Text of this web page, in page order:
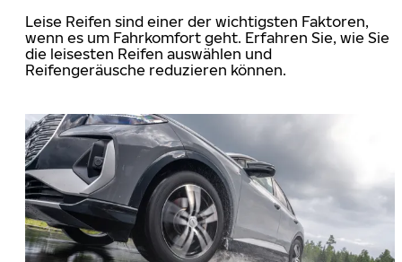
Leise Reifen sind einer der wichtigsten Faktoren,
wenn es um Fahrkomfort geht. Erfahren Sie, wie Sie
die leisesten Reifen auswählen und
Reifengeräusche reduzieren können.